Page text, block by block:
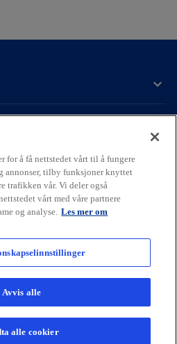
o
e
n
s
i
n
a
n
o
p
e
n
s
n
a
n
o
p
e
n
s
n
a
Advokatfirma AS, Norwegian limited
firm of the KPMG global
firms affiliated with KPMG
of the KPMG global organization
for å få nettstedet vårt til å fungere
annonser, tilby funksjoner knyttet
trafikken vår. Vi deler også
vårt med våre partnere
og analyse. Les mer om
Avvis alle
alle cookier